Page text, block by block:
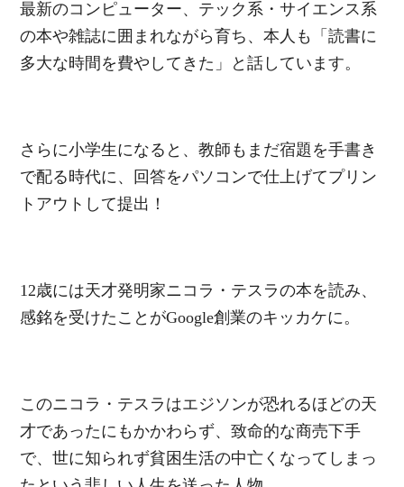
最新のコンピューター、テック系・サイエンス系
の本や雑誌に囲まれながら育ち、本人も「読書に
多大な時間を費やしてきた」と話しています。
さらに小学生になると、教師もまだ宿題を手書き
で配る時代に、回答をパソコンで仕上げてプリン
トアウトして提出！
12歳には天才発明家ニコラ・テスラの本を読み、
感銘を受けたことがGoogle創業のキッカケに。
このニコラ・テスラはエジソンが恐れるほどの天
才であったにもかかわらず、致命的な商売下手
で、世に知られず貧困生活の中亡くなってしまっ